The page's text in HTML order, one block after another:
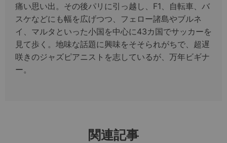
痛い思い出。その後パリに引っ越し、F1、自転車、バ
スケなどにも幅を広げつつ、フェロー諸島やブルネ
イ、マルタといった小国を中心に43カ国でサッカーを
見て歩く。地味な話題に興味をそそられがちで、超遅
咲きのジャズピアニストを志しているが、万年ビギナ
ー。
関連記事